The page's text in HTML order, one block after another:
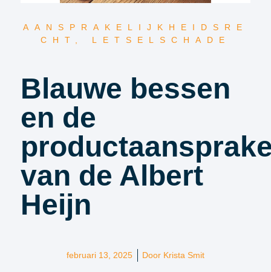
AANSPRAKELIJKHEIDSRE
CHT , LETSELSCHADE
Blauwe bessen
en de
van de Albert
Heijn
februari 13, 2025 Door Krista Smit